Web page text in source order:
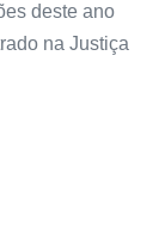
deste ano
na Justiça